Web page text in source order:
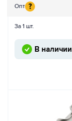
Опт ?
За 1 шт.
В наличии